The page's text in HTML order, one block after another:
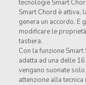
tecnologie Smart
Smart Chord è attiva,
genera un accordo. E
modificare le
tastiera.
Con la funzione
adatta ad una delle
vengano suonate
attenzione alla